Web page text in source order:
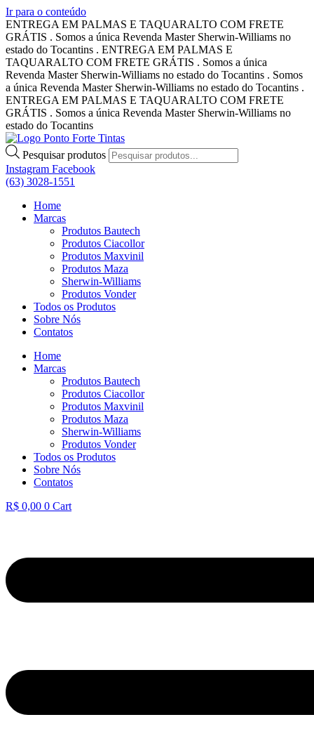
Ir para o conteúdo
ENTREGA EM PALMAS E TAQUARALTO COM FRETE
GRÁTIS . Somos a única Revenda Master Sherwin-Williams no
estado do Tocantins . ENTREGA EM PALMAS E
TAQUARALTO COM FRETE GRÁTIS . Somos a única
Revenda Master Sherwin-Williams no estado do Tocantins . Somos
a única Revenda Master Sherwin-Williams no estado do Tocantins .
ENTREGA EM PALMAS E TAQUARALTO COM FRETE
GRÁTIS . Somos a única Revenda Master Sherwin-Williams no
estado do Tocantins
Pesquisar produtos
Instagram Facebook
(63) 3028-1551
Home
Marcas
Produtos Bautech
Produtos Ciacollor
Produtos Maxvinil
Produtos Maza
Sherwin-Williams
Produtos Vonder
Todos os Produtos
Sobre Nós
Contatos
Home
Marcas
Produtos Bautech
Produtos Ciacollor
Produtos Maxvinil
Produtos Maza
Sherwin-Williams
Produtos Vonder
Todos os Produtos
Sobre Nós
Contatos
R$ 0,00 0 Cart